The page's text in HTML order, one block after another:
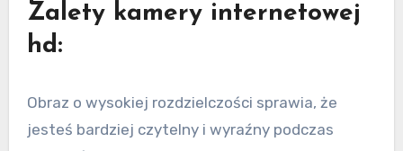
Zalety kamery internetowej
hd:
Obraz o wysokiej rozdzielczości sprawia, że
jesteś bardziej czytelny i wyraźny podczas